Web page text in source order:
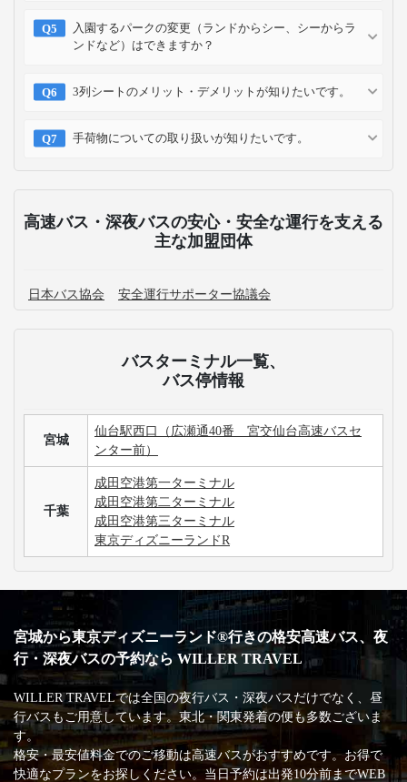
入園するパークの変更（ランドからシー、シーからラ
ンドなど）はできますか？
3列シートのメリット・デメリットが知りたいです。
手荷物についての取り扱いが知りたいです。
高速バス・深夜バスの安心・安全な運行を支える
主な加盟団体
日本バス協会 安全運行サポーター協議会
バスターミナル一覧、
バス停情報
宮城
仙台駅西口（広瀬通40番 宮交仙台高速バスセ
ンター前）
千葉
成田空港第一ターミナル
成田空港第二ターミナル
成田空港第三ターミナル
東京ディズニーランドR
宮城から東京ディズニーランド®行きの格安高速バス、夜
行・深夜バスの予約なら WILLER TRAVEL
WILLER TRAVELでは全国の夜行バス・深夜バスだけでなく、昼
行バスもご用意しています。東北・関東発着の便も多数ございま
す。
格安・最安値料金でのご移動は高速バスがおすすめです。お得で
快適なプランをお探しください。当日予約は出発10分前までWEB